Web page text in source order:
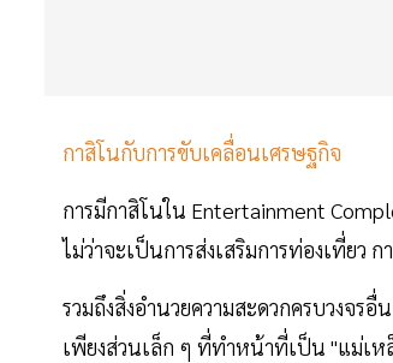
กาสิโนกับการขับเคลื่อนเศรษฐกิจ
การมีกาสิโนใน Entertainment
ไม่ว่าจะเป็นการส่งเสริมการท่องเที่ยว
รวมถึงสิ่งอำนวยความสะดวกครบวงจร
เพียงส่วนเล็ก ๆ ที่ทำหน้าที่เป็น "แม่เห